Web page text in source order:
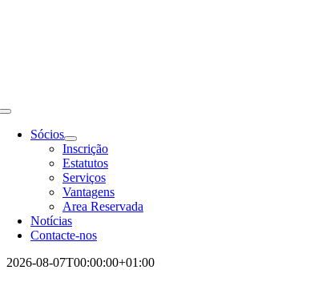
Toggle
Navigation
Sócios
Inscrição
Estatutos
Serviços
Vantagens
Area Reservada
Notícias
Contacte-nos
2026-08-07T00:00:00+01:00